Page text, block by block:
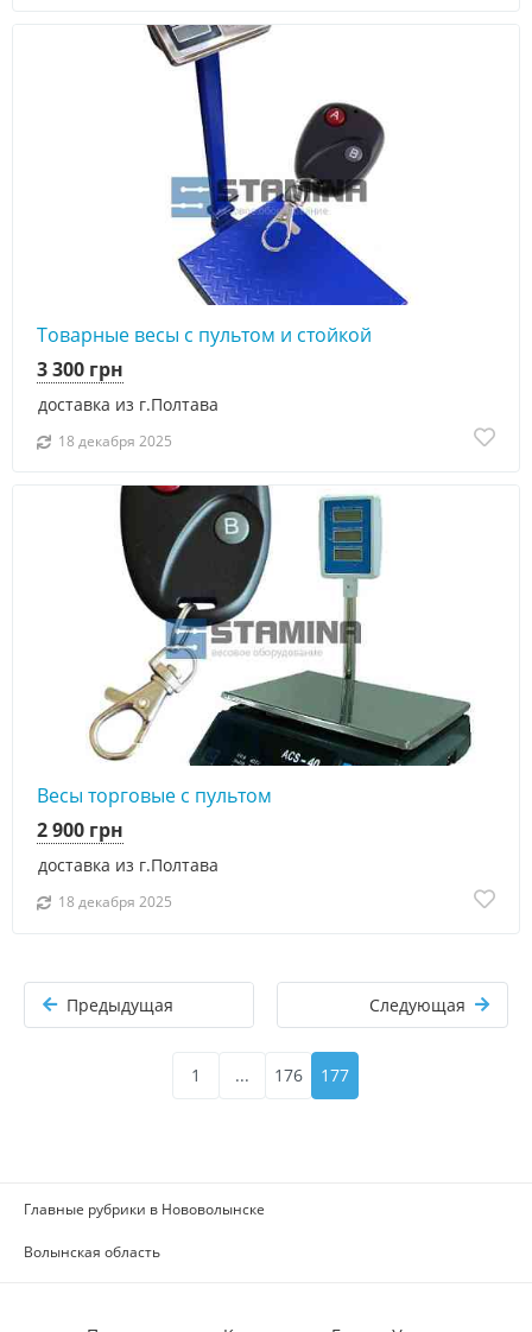
Товарные весы с пультом и стойкой
доставка из г.Полтава
3 300 грн
18 декабря 2025
Весы торговые с пультом
доставка из г.Полтава
2 900 грн
18 декабря 2025
Предыдущая Следующая
1 ... 176 177
Главные рубрики в Нововолынске
Волынская область